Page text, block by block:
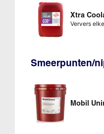
Xtra
Ververs
Smeerpunten/
Mobil